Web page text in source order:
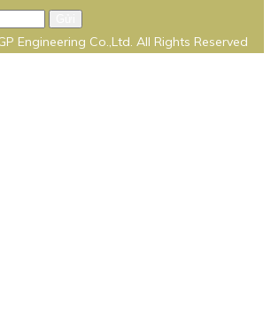
Engineering Co.,Ltd. All Rights Reserved